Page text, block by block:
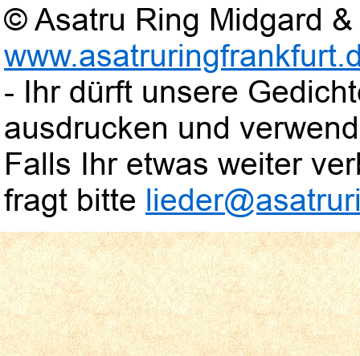
© Asatru Ring Midgard
- Ihr dürft unsere
ausdrucken und
Falls Ihr etwas weiter
fragt bitte